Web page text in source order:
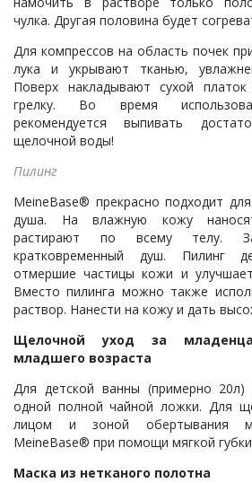
чулка. Другая половина будет
Для компрессов на область почек
лука и укрывают тканью,
Поверх накладывают сухой
грелку. Во время
рекомендуется выпивать
щелочной воды!
Пилинг
MeineBase® прекрасно подходит
душа. На влажную кожу
растирают по всему телу.
кратковременный душ. Пилинг
отмершие частицы кожи и
Вместо пилинга можно также
раствор. Нанести на кожу и дать
Щелочной уход за
младшего возраста
Для детской ванны (примерно 20л)
одной полной чайной ложки. Для
лицом и зоной обертывания
MeineBase® при помощи мягкой
Маска из нетканого полотна